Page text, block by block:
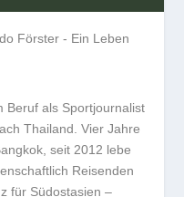
Beruf als Sportjournalist
Thailand. Vier Jahre
seit 2012 lebe
Reisenden
für Südostasien –